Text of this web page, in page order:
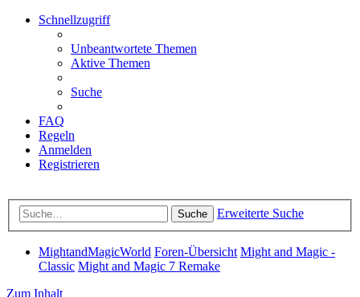
Schnellzugriff
Unbeantwortete Themen
Aktive Themen
Suche
FAQ
Regeln
Anmelden
Registrieren
Suche Erweiterte Suche
MightandMagicWorld Foren-Übersicht Might and Magic -
Classic Might and Magic 7 Remake
Zum Inhalt